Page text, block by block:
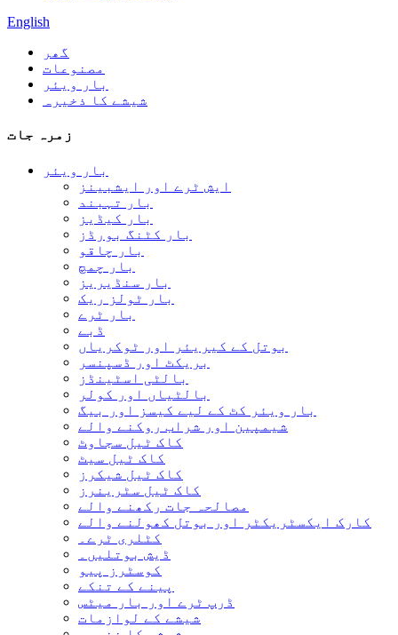
English
گھر
مصنوعات
بار ویئر
شیشے کا ذخیرہ
زمرہ جات
بار ویئر
ایش ٹرے اور ایشبینز
بار تہبند
بار کیڈیز
بار کٹنگ بورڈز
بار چاقو
بار چمچ
بار سنڈیریز
بار ٹولز ریک
بار ٹرے
ڈبے
بوتل کے کیریئر اور ٹوکریاں
بریکٹ اور ڈسپنسر
بالٹی اسٹینڈز
بالٹیاں اور کولر
بار ویئر کٹ کے لیے کیسز اور بیگ
شیمپین اور شراب روکنے والے
کاک ٹیل سجاوٹ
کاک ٹیل سیٹ
کاک ٹیل شیکرز
کاک ٹیل سٹرینرز
مصالحہ جات رکھنے والے
کارک ایکسٹریکٹر اور بوتل کھولنے والے
کٹلری ٹرے۔
ڈیش بوتلیں۔
کوسٹرز پیو
پینے کے تنکے
ڈرپ ٹرے اور بار میٹس
شیشے کے لوازمات